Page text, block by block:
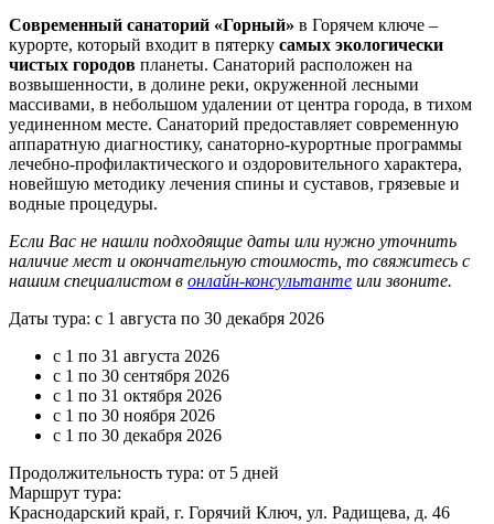
Современный санаторий «Горный» в Горячем ключе –
курорте, который входит в пятерку самых экологически
чистых городов планеты. Санаторий расположен на
возвышенности, в долине реки, окруженной лесными
массивами, в небольшом удалении от центра города, в тихом
уединенном месте. Санаторий предоставляет современную
аппаратную диагностику, санаторно-курортные программы
лечебно-профилактического и оздоровительного характера,
новейшую методику лечения спины и суставов, грязевые и
водные процедуры.
Если Вас не нашли подходящие даты или нужно уточнить
наличие мест и окончательную стоимость, то свяжитесь с
нашим специалистом в онлайн-консультанте или звоните.
Даты тура: с 1 августа по 30 декабря 2026
с 1 по 31 августа 2026
с 1 по 30 сентября 2026
с 1 по 31 октября 2026
с 1 по 30 ноября 2026
с 1 по 30 декабря 2026
Продолжительность тура: от 5 дней
Маршрут тура:
Краснодарский край, г. Горячий Ключ, ул. Радищева, д. 46